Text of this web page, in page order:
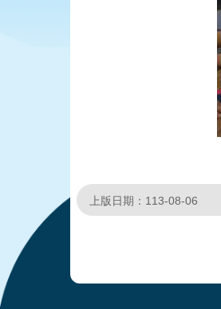
上版日期：113-08-06